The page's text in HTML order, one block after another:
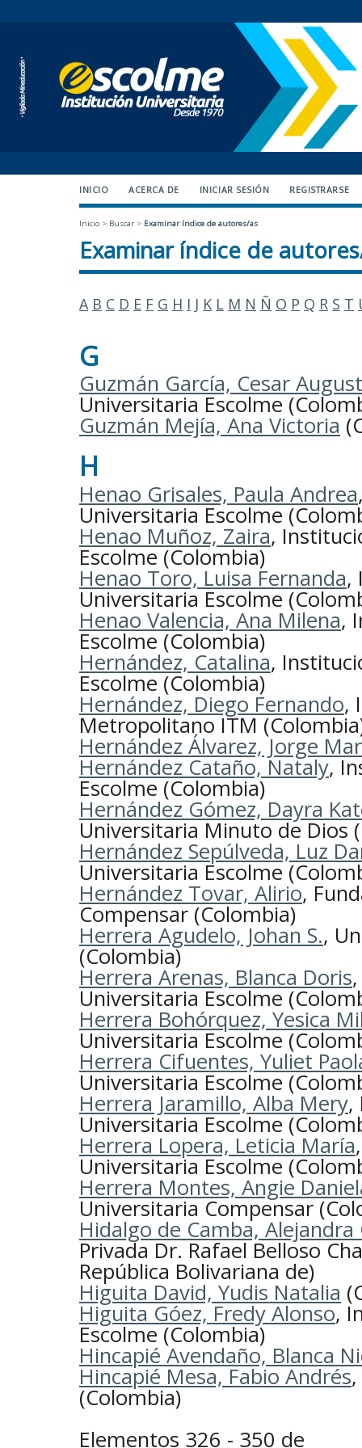
INICIO ACERCA DE INICIAR SESIÓN REGISTRARSE
Inicio > Buscar > Examinar índice de autores/as
Examinar índice de
A B C D E F G H I J K L M N Ñ O P Q R S T
G
Guzmán García, Cesar
Universitaria Escolme
Guzmán Mejía, Ana Victoria
H
Henao Grisales, Paula Andrea
Universitaria Escolme
Henao Muñoz, Zaira,
Escolme (Colombia)
Henao Toro, Luisa Fernanda,
Universitaria Escolme
Henao Valencia, Ana Milena,
Escolme (Colombia)
Hernández, Catalina,
Escolme (Colombia)
Hernández, Diego Fernando,
Metropolitano ITM
Hernández Álvarez, Jorge
Hernández Cataño, Nataly,
Escolme (Colombia)
Hernández Gómez, Dayra
Universitaria Minuto de Dios
Hernández Sepúlveda, Luz
Universitaria Escolme
Hernández Tovar, Alirio,
Compensar (Colombia)
Herrera Agudelo, Johan S.,
(Colombia)
Herrera Arenas, Blanca Doris
Universitaria Escolme
Herrera Bohórquez, Yesica
Universitaria Escolme
Herrera Cifuentes, Yuliet
Universitaria Escolme
Herrera Jaramillo, Alba Mery,
Universitaria Escolme
Herrera Lopera, Leticia María
Universitaria Escolme
Herrera Montes, Angie
Universitaria Compensar
Hidalgo de Camba, Alejandra
Privada Dr. Rafael Belloso
República Bolivariana de)
Higuita David, Yudis Natalia
Higuita Góez, Fredy Alonso,
Escolme (Colombia)
Hincapié Avendaño, Blanca
Hincapié Mesa, Fabio Andrés
(Colombia)
Elementos 326 - 350 de